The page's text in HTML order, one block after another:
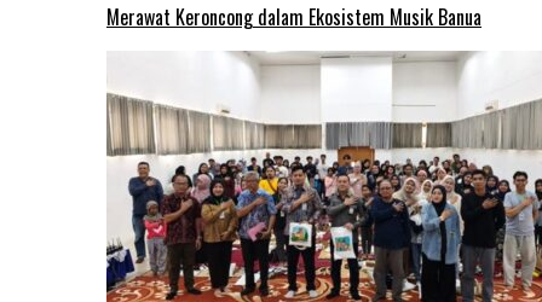
Merawat Keroncong dalam Ekosistem Musik Banua